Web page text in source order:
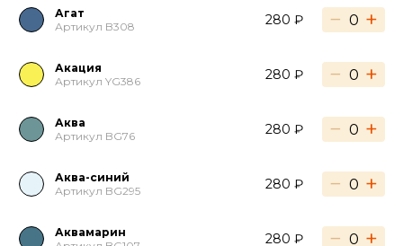
Агат
Артикул B308
280 ₽ − +
Акация
Артикул YG386
280 ₽ − +
Аква
Артикул BG76
280 ₽ − +
Аква-синий
Артикул BG295
280 ₽ − +
Аквамарин
280 ₽ − +